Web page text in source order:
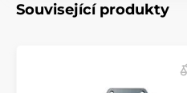
Související produkty